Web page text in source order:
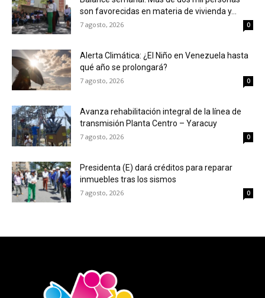
son favorecidas en materia de vivienda y...
7 agosto, 2026 0
Alerta Climática: ¿El Niño en Venezuela hasta
qué año se prolongará?
7 agosto, 2026 0
Avanza rehabilitación integral de la línea de
transmisión Planta Centro – Yaracuy
7 agosto, 2026 0
Presidenta (E) dará créditos para reparar
inmuebles tras los sismos
7 agosto, 2026 0